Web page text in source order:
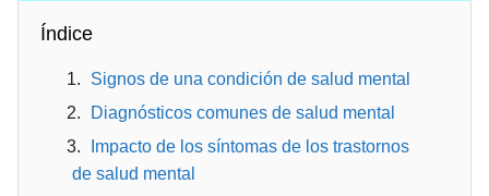
Índice
Signos de una condición de salud mental
Diagnósticos comunes de salud mental
Impacto de los síntomas de los trastornos
de salud mental